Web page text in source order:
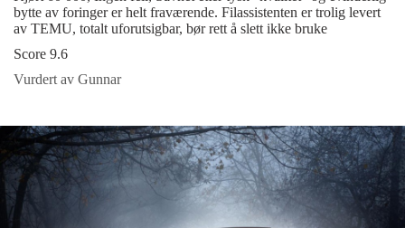
bytte av foringer er helt fraværende. Filassistenten er trolig levert
av TEMU, totalt uforutsigbar, bør rett å slett ikke bruke
Score 9.6
Vurdert av Gunnar